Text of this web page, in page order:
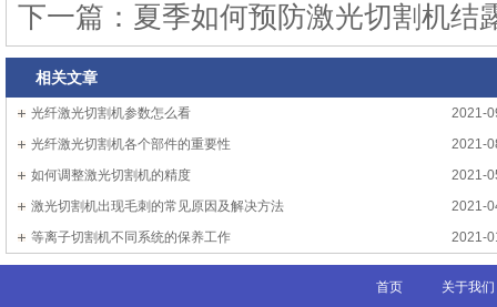
下一篇： 夏季如何预防激光切割机结
相关文章
2021-
光纤激光切割机参数怎么看
2021-
光纤激光切割机各个部件的重要性
2021-
如何调整激光切割机的精度
2021-
激光切割机出现毛刺的常见原因及解决方法
2021-
等离子切割机不同系统的保养工作
首页 关于我们